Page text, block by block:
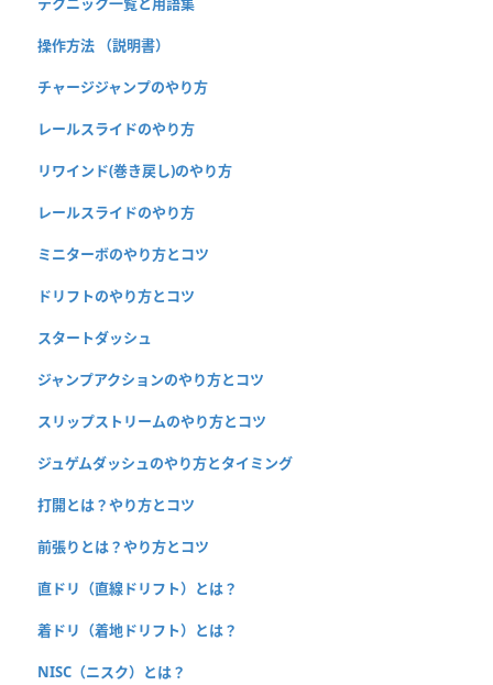
操作方法 （説明書）
チャージジャンプのやり方
レールスライドのやり方
リワインド(巻き戻し)のやり方
レールスライドのやり方
ミニターボのやり方とコツ
ドリフトのやり方とコツ
スタートダッシュ
ジャンプアクションのやり方とコツ
スリップストリームのやり方とコツ
ジュゲムダッシュのやり方とタイミング
打開とは？やり方とコツ
前張りとは？やり方とコツ
直ドリ（直線ドリフト）とは？
着ドリ（着地ドリフト）とは？
NISC（ニスク）とは？